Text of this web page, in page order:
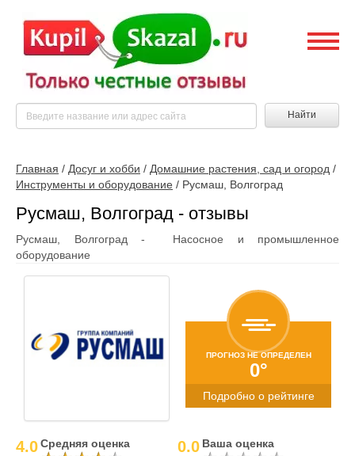
Найти
Главная / Досуг и хобби / Домашние растения, сад и огород /
Инструменты и оборудование / Русмаш, Волгоград
Русмаш, Волгоград - отзывы
Русмаш, Волгоград - Насосное и промышленное
оборудование
ПРОГНОЗ НЕ ОПРЕДЕЛЕН
0°
Подробно о рейтинге
4.0Средняя оценка 0.0 Ваша оценка